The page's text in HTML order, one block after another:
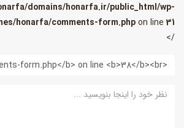
domains/honarfa.ir/public_html/wp-
honarfa/comments-form.phpon line31
/>